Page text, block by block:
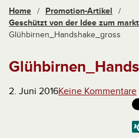
Home / Promotion-Artikel
/
Geschützt von der Idee zum
Glühbirnen_Handshake_gross
2. Juni 2016Keine Kommentare